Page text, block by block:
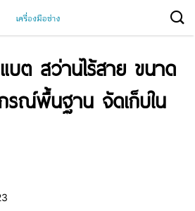
บต สว่านไร้สาย ขนาด
ณ์พื้นฐาน จัดเก็บใน